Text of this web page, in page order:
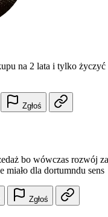
na 2 lata i tylko życzyć
Zgłoś
bo wówczas rozwój
miało dla dortumndu sens
Zgłoś